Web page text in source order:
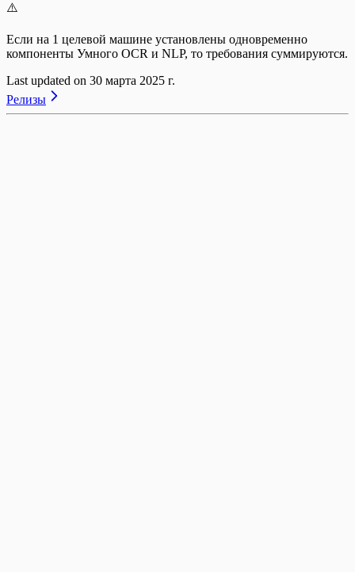
⚠️
Если на 1 целевой машине установлены одновременно
компоненты Умного OCR и NLP, то требования суммируются.
Last updated on 30 марта 2025 г.
Релизы